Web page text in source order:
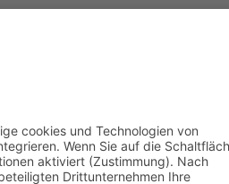
und privaten